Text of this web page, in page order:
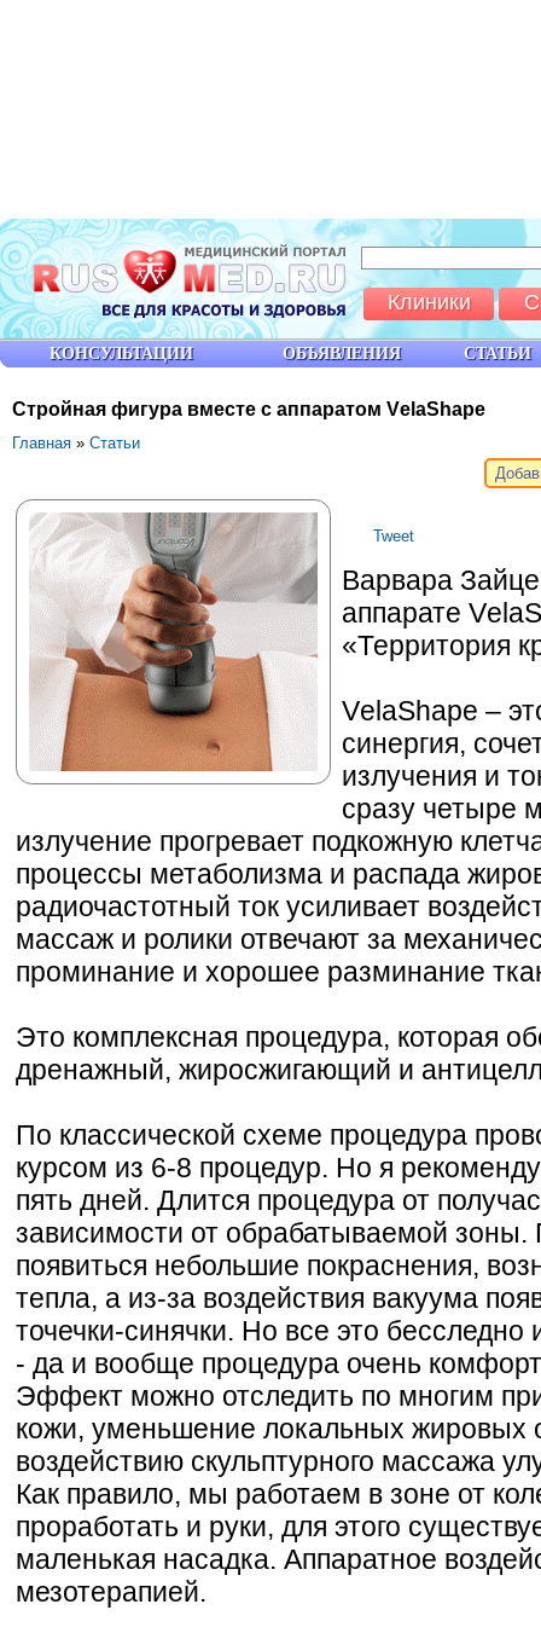
Стройная фигура вместе с аппаратом VеlaShape
Главная » Статьи
Tweet
Варвара
аппарате
«Территория
VеlaShape –
синергия,
излучения и
сразу четыре
излучение прогревает подкожную
процессы метаболизма и распада
радиочастотный ток усиливает
массаж и ролики отвечают за
проминание и хорошее разминание
Это комплексная процедура, которая
дренажный, жиросжигающий и
По классической схеме процедура
курсом из 6-8 процедур. Но я
пять дней. Длится процедура от
зависимости от обрабатываемой зоны.
появиться небольшие покраснения,
тепла, а из-за воздействия вакуума
точечки-синячки. Но все это
- да и вообще процедура очень
Эффект можно отследить по многим
кожи, уменьшение локальных жировых
воздействию скульптурного массажа
Как правило, мы работаем в зоне от
проработать и руки, для этого
маленькая насадка. Аппаратное
мезотерапией.
КОНСУЛЬТАЦИИ ОБЪЯВЛЕНИЯ СТАТЬИ
Клиники